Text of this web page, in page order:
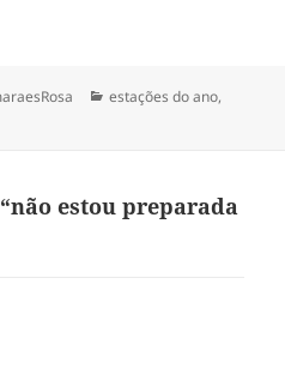
Categorias
estações do ano,
estou preparada